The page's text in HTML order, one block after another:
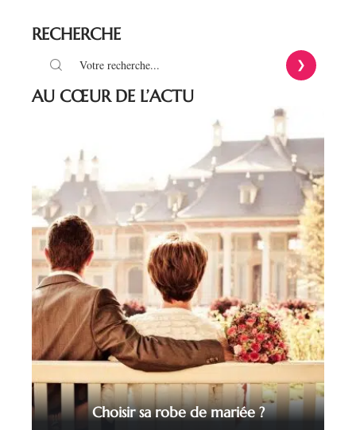
RECHERCHE
AU CŒUR DE L’ACTU
Choisir sa robe de mariée ?